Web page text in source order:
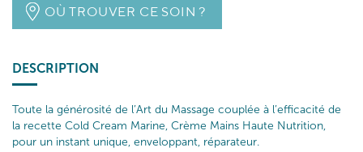
OÙ TROUVER CE SOIN ?
DESCRIPTION
Toute la générosité de l’Art du Massage couplée à l’efficacité de
la recette Cold Cream Marine, Crème Mains Haute Nutrition,
pour un instant unique, enveloppant, réparateur.